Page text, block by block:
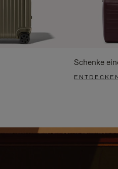
Schenke